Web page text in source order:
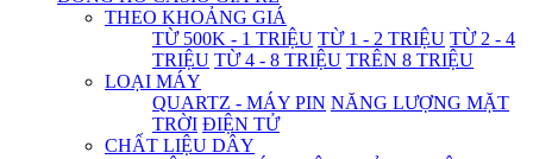
THEO KHOẢNG GIÁ
TỪ 500K - 1 TRIỆU TỪ 1 - 2 TRIỆU TỪ 2 - 4
TRIỆU TỪ 4 - 8 TRIỆU TRÊN 8 TRIỆU
LOẠI MÁY
QUARTZ - MÁY PIN NĂNG LƯỢNG MẶT
TRỜI ĐIỆN TỬ
CHẤT LIỆU DÂY